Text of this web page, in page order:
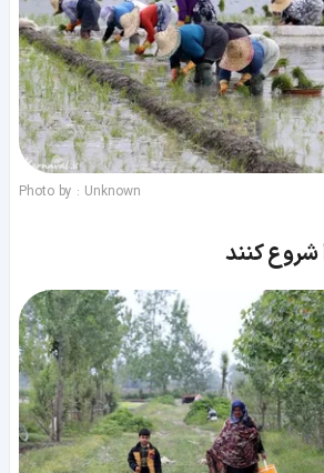
Photo by : Unknown
شروع کنند